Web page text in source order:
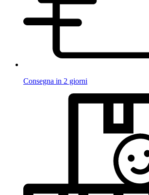
Consegna in 2 giorni